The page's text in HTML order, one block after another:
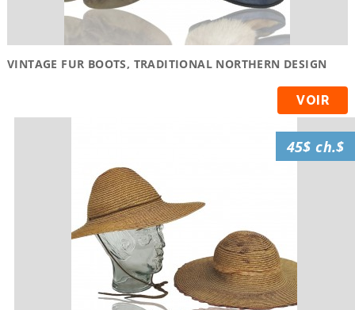
VINTAGE FUR BOOTS, TRADITIONAL NORTHERN DESIGN
VOIR
45$ ch.$